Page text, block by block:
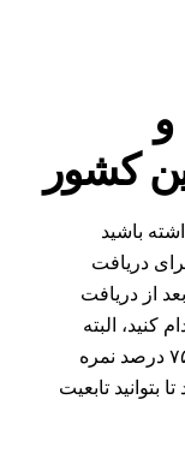
و
کشور
باشید
دریافت
اقدام کنید و ۴ سال بعد از دریافت
کنید، البته
علاوه بر ۴ سال اقامت در استرالیا، باید ۷۵ درصد نمره
تابعیت